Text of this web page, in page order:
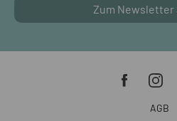
Zum Newsletter
AGB